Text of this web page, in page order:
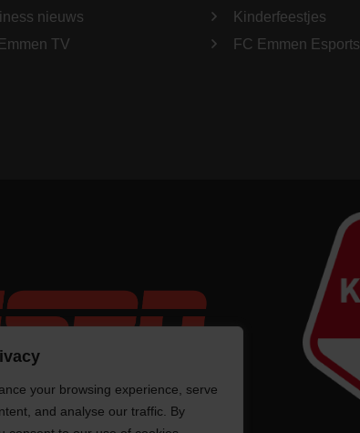
your browsing experience, serve
and analyse our traffic. By
nieuws
TV
Kinderfeestjes
FC Emmen Esports